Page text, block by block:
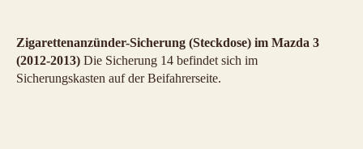
Zigarettenanzünder-Sicherung (Steckdose) im Mazda 3
(2012-2013) Die Sicherung 14 befindet sich im
Sicherungskasten auf der Beifahrerseite.